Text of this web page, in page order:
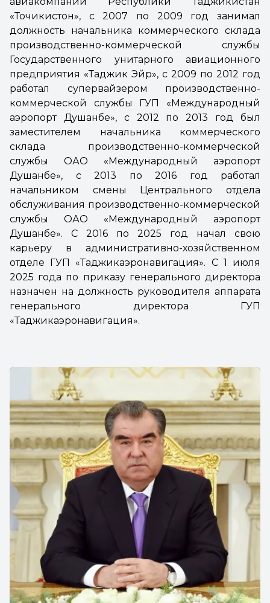
«Точикистон», с 2007 по 2009 год занимал
должность начальника коммерческого склада
производственно-коммерческой службы
Государственного унитарного авиационного
предприятия «Таджик Эйр», с 2009 по 2012 год
работал супервайзером производственно-
коммерческой службы ГУП «Международный
аэропорт Душанбе», с 2012 по 2013 год был
заместителем начальника коммерческого
склада производственно-коммерческой
службы ОАО «Международный аэропорт
Душанбе», с 2013 по 2016 год работал
начальником смены Центрального отдела
обслуживания производственно-коммерческой
службы ОАО «Международный аэропорт
Душанбе». С 2016 по 2025 год начал свою
карьеру в административно-хозяйственном
отделе ГУП «Таджикаэронавигация». С 1 июля
2025 года по приказу генерального директора
назначен на должность руководителя аппарата
генерального директора ГУП
«Таджикаэронавигация».